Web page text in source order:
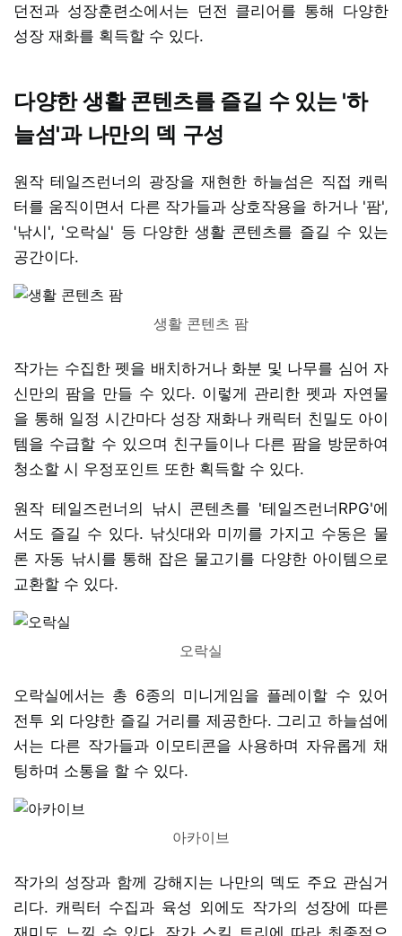
던전과 성장훈련소에서는 던전 클리어를 통해 다양한
성장 재화를 획득할 수 있다.
다양한 생활 콘텐츠를 즐길 수 있는 '하
늘섬'과 나만의 덱 구성
원작 테일즈런너의 광장을 재현한 하늘섬은 직접 캐릭
터를 움직이면서 다른 작가들과 상호작용을 하거나 '팜',
'낚시', '오락실' 등 다양한 생활 콘텐츠를 즐길 수 있는
공간이다.
생활 콘텐츠 팜
작가는 수집한 펫을 배치하거나 화분 및 나무를 심어 자
신만의 팜을 만들 수 있다. 이렇게 관리한 펫과 자연물
을 통해 일정 시간마다 성장 재화나 캐릭터 친밀도 아이
템을 수급할 수 있으며 친구들이나 다른 팜을 방문하여
청소할 시 우정포인트 또한 획득할 수 있다.
원작 테일즈런너의 낚시 콘텐츠를 '테일즈런너RPG'에
서도 즐길 수 있다. 낚싯대와 미끼를 가지고 수동은 물
론 자동 낚시를 통해 잡은 물고기를 다양한 아이템으로
교환할 수 있다.
오락실
오락실에서는 총 6종의 미니게임을 플레이할 수 있어
전투 외 다양한 즐길 거리를 제공한다. 그리고 하늘섬에
서는 다른 작가들과 이모티콘을 사용하며 자유롭게 채
팅하며 소통을 할 수 있다.
아카이브
작가의 성장과 함께 강해지는 나만의 덱도 주요 관심거
리다. 캐릭터 수집과 육성 외에도 작가의 성장에 따른
재미도 느낄 수 있다. 작가 스킬 트리에 따라 최종적으